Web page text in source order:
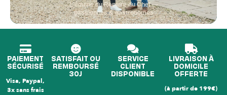
L'équipe du Repaire du Chef —
passionnés & gastronomes
PAIEMENT
SÉCURISÉ
Visa, Paypal,
3x sans frais
SATISFAIT OU
REMBOURSÉ
30J
SERVICE
CLIENT
DISPONIBLE
LIVRAISON À
DOMICILE
OFFERTE
(à partir de 199€)